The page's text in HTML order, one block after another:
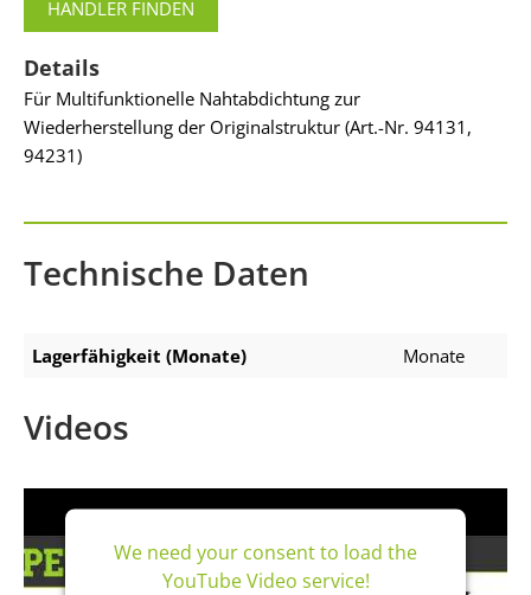
HÄNDLER FINDEN
Details
Für Multifunktionelle Nahtabdichtung zur
Wiederherstellung der Originalstruktur (Art.-Nr. 94131,
94231)
Technische Daten
Lagerfähigkeit (Monate) Monate
Videos
We need your consent to load the
YouTube Video service!